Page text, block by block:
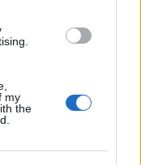
my
the
διπλό
της ομάδας την
θέατρο,
ιστορίες